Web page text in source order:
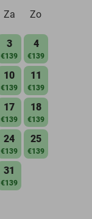
Za Zo
3
€139
4
€139
10
€139
11
€139
17
€139
18
€139
24
€139
25
€139
31
€139